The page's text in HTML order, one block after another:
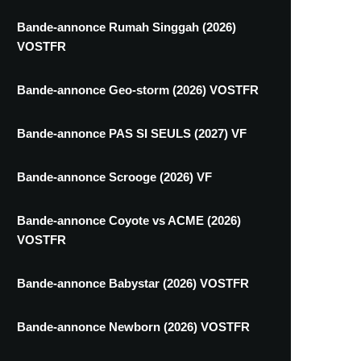
Bande-annonce Rumah Singgah (2026)
VOSTFR
Bande-annonce Geo-storm (2026) VOSTFR
Bande-annonce PAS SI SEULS (2027) VF
Bande-annonce Scrooge (2026) VF
Bande-annonce Coyote vs ACME (2026)
VOSTFR
Bande-annonce Babystar (2026) VOSTFR
Bande-annonce Newborn (2026) VOSTFR